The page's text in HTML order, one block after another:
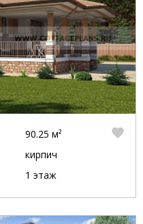
90.25 м²
кирпич
1 этаж